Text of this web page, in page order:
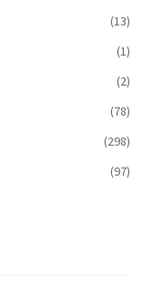
(13)
(1)
(2)
(78)
(298)
(97)